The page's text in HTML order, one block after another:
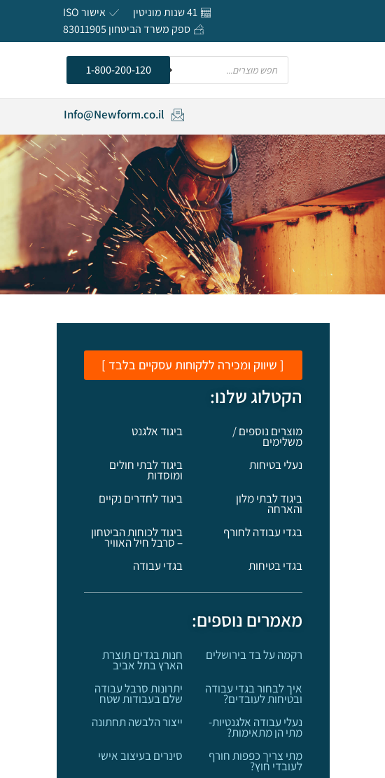
41 שנות מוניטין
אישור ISO
ספק משרד הביטחון 83011905
חפש
1-800-200-120
Info@Newform.co.il
[ שיווק ומכירה ללקוחות עסקיים בלבד ]
הקטלוג שלנו:
מוצרים נוספים /
משלימים
ביגוד אלגנט
נעלי בטיחות ביגוד לבתי חולים
ומוסדות
ביגוד לבתי מלון
והארחה
ביגוד לחדרים נקיים
בגדי עבודה לחורף ביגוד לכוחות הביטחון
– סרבל חיל האוויר
בגדי בטיחות
בגדי עבודה
מאמרים נוספים:
רקמה על בד בירושלים חנות בגדים תוצרת
הארץ בתל אביב
איך לבחור בגדי עבודה
ובטיחות לעובדים?
יתרונות סרבל עבודה
שלם בעבודות שטח
נעלי עבודה אלגנטיות-
מתי הן מתאימות?
ייצור הלבשה תחתונה
מתי צריך כפפות חורף
לעובדי חוץ?
סינרים בעיצוב אישי